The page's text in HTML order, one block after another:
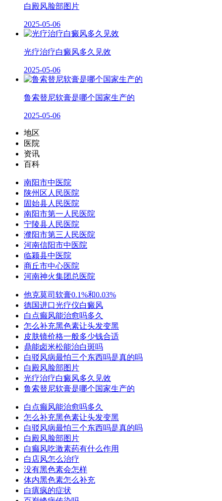
白殿风脸部图片
2025-05-06
光疗治疗白癜风多久见效
2025-05-06
鲁索替尼软膏是哪个国家生产的
2025-05-06
地区
医院
资讯
百科
南阳市中医院
陕州区人民医院
固始县人民医院
南阳市第一人民医院
宁陵县人民医院
濮阳市第三人民医院
河南信阳市中医院
临颍县中医院
商丘市中心医院
河南神火集团总医院
他克莫司软膏0.1%和0.03%
德国进口光疗仪白癜风
白点癫风能治愈吗多久
怎么补充黑色素让头发变黑
皮肤镜价格一般多少钱合适
鼎能卤米松能治白斑吗
白驳风病最怕三个东西吗是真的吗
白殿风脸部图片
光疗治疗白癜风多久见效
鲁索替尼软膏是哪个国家生产的
白点癫风能治愈吗多久
怎么补充黑色素让头发变黑
白驳风病最怕三个东西吗是真的吗
白殿风脸部图片
白癫风吃激素药有什么作用
白店风怎么治疗
没有黑色素会怎样
体内黑色素怎么补充
白瘨疯的症状